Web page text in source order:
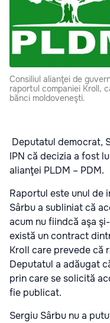
Consiliul alianţei de
raportul companiei Kroll,
bănci moldoveneşti.
Deputatul democrat,
IPN că decizia a fost
alianţei PLDM – PDM.
Raportul este unul de
Sârbu a subliniat că
acum nu fiindcă aşa
există un contract
Kroll care prevede că
Deputatul a adăugat
prin care se solicită
fie publicat.
Sergiu Sârbu nu a